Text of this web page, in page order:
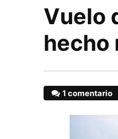
Vuelo
hecho
1 comentario